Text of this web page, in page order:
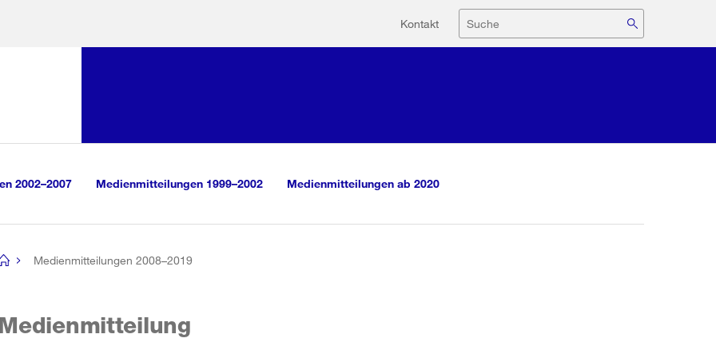
Hilfsnavigation
Kontakt Suche
2002–2007 Medienmitteilungen 1999–2002 Medienmitteilungen ab 2020
Medienmitteilungen 2008–2019